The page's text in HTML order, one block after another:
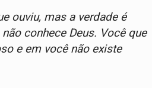
ouviu, mas a verdade é
conhece Deus. Você que
e em você não existe